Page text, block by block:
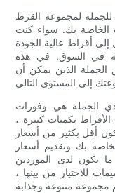
للجملة لمجموعة القرط
الخاصة بك. سواء كنت
إلى أقراط عالية الجودة
في السوق. في هذه
الذين يمكن أن
الجملة هي وفورات
بكميات كبيرة ،
أقل بكثير من أسعار
بك وتقديم أسعار
ما يكون لدى الموردين
للاختيار من بينها ،